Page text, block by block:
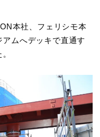
本社、フェリシモ本
ムへデッキで直通す